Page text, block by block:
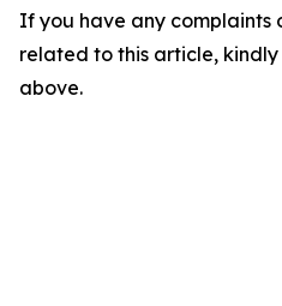
If you have any complaints
related to this article,
above.